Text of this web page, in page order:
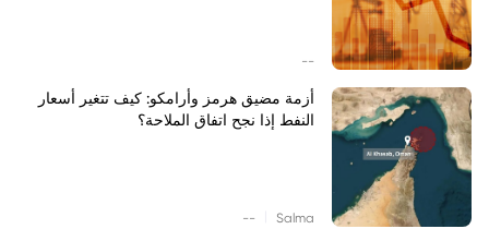
--
أزمة مضيق هرمز وأرامكو: كيف تتغير أسعار
النفط إذا نجح اتفاق الملاحة؟
Salma
--